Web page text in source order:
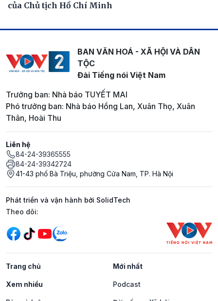
của Chủ tịch Hồ Chí Minh
BAN VĂN HOÁ - XÃ HỘI VÀ DÂN
TỘC
Đài Tiếng nói Việt Nam
Trưởng ban: Nhà báo TUYẾT MAI
Phó trưởng ban: Nhà báo Hồng Lan, Xuân Thọ, Xuân
Thân, Hoài Thu
Liên hệ
84-24-39365555
84-24-39342724
41-43 phố Bà Triệu, phường Cửa Nam, TP. Hà Nội
Phát triển và vận hành bởi SolidTech
Mạng xã hội
Theo dõi:
Trang chủ Mới nhất
Xem nhiều Podcast